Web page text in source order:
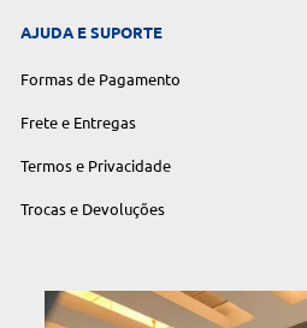
AJUDA E SUPORTE
Formas de Pagamento
Frete e Entregas
Termos e Privacidade
Trocas e Devoluções